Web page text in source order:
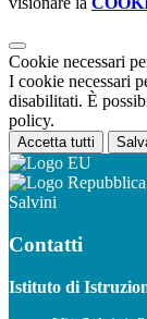
Cookie necessari
I cookie necessari
disabilitati. È
policy.
Accetta tutti
Salvini
Contatti
Istituto di